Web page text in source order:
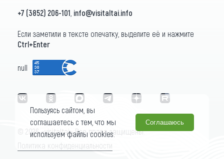
+7 (3852) 206-101 info@visitaltai.info
Если заметили в тексте опечатку, выделите её и нажмите
Ctrl+Enter
null
© 2026 «visitaltai» Все права защищены.
Политика конфиденциальности
Пользуясь сайтом, вы
соглашаетесь с тем, что мы
используем файлы cookies.
Соглашаюсь